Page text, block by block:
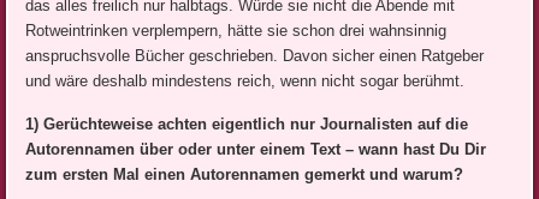
das alles freilich nur halbtags. Würde sie nicht die Abende mit
Rotweintrinken verplempern, hätte sie schon drei wahnsinnig
anspruchsvolle Bücher geschrieben. Davon sicher einen Ratgeber
und wäre deshalb mindestens reich, wenn nicht sogar berühmt.
1) Gerüchteweise achten eigentlich nur Journalisten auf die
Autorennamen über oder unter einem Text – wann hast Du Dir
zum ersten Mal einen Autorennamen gemerkt und warum?